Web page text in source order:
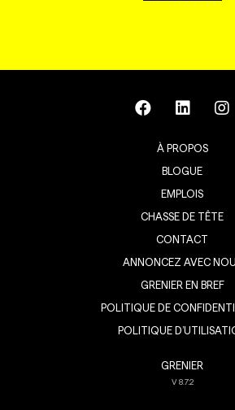
À PROPOS
BLOGUE
EMPLOIS
CHASSE DE TÊTE
CONTACT
ANNONCEZ AVEC
GRENIER EN BREF
POLITIQUE DE
POLITIQUE
GRENIER
V8.7.2